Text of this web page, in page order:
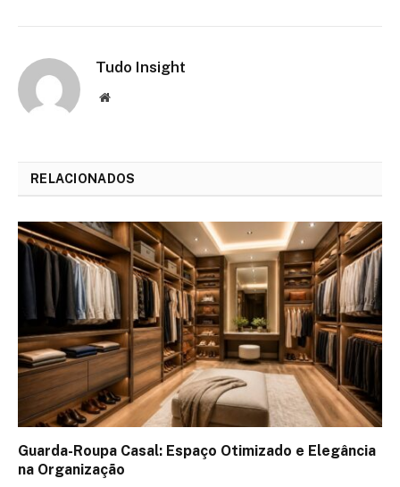
Tudo Insight
Website
RELACIONADOS
Guarda-Roupa Casal: Espaço Otimizado e Elegância
na Organização